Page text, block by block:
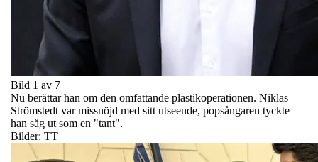
Bild 1 av 7
Nu berättar han om den omfattande plastikoperationen. Niklas
Strömstedt var missnöjd med sitt utseende, popsångaren tyckte
han såg ut som en "tant".
Bilder: TT